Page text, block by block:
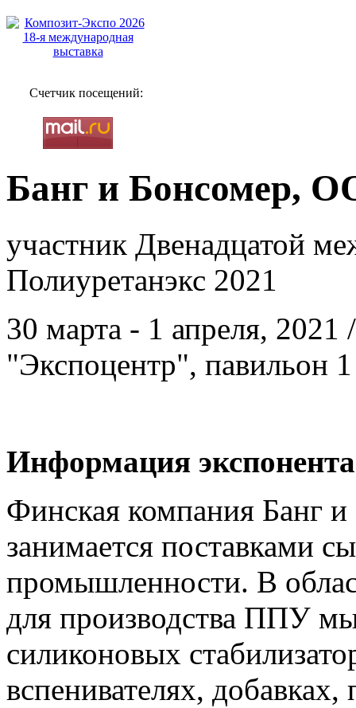
Счетчик посещений:
Банг и Бонсомер,
участник Двенадцатой
Полиуретанэкс 2021
30 марта - 1 апреля,
"Экспоцентр", павильон 1
Информация
Финская компания Банг
занимается поставками
промышленности. В
для производства ППУ
силиконовых
вспенивателях,